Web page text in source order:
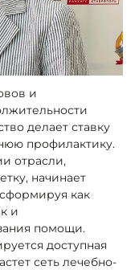
и
делает ставку
профилактику.
отрасли,
начинает
как
и
помощи.
доступная
сеть лечебно-